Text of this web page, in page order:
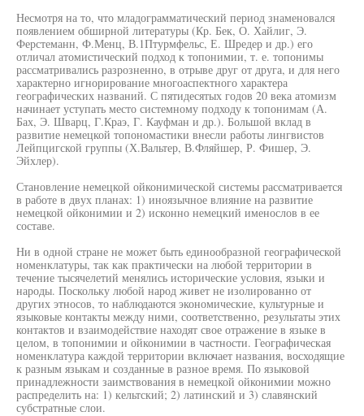
Несмотря на то, что младограмматический период знаменовался
появлением обширной литературы (Кр. Бек, О. Хайлиг, Э.
Ферстеманн, Ф.Менц, В.1Птурмфельс, Е. Шредер и др.) его
отличал атомистический подход к топонимии, т. е. топонимы
рассматривались разрозненно, в отрыве друг от друга, и для него
характерно игнорирование многоаспектного характера
географических названий. С пятидесятых годов 20 века атомизм
начинает уступать место системному подходу к топонимам (А.
Бах, Э. Шварц, Г.Краэ, Г. Кауфман и др.). Большой вклад в
развитие немецкой топономастики внесли работы лингвистов
Лейпцигской группы (Х.Вальтер, В.Фляйшер, Р. Фишер, Э.
Эйхлер).
Становление немецкой ойконимической системы рассматривается
в работе в двух планах: 1) иноязычное влияние на развитие
немецкой ойконимии и 2) исконно немецкий именослов в ее
составе.
Ни в одной стране не может быть единообразной географической
номенклатуры, так как практически на любой территории в
течение тысячелетий менялись исторические условия, языки и
народы. Поскольку любой народ живет не изолированно от
других этносов, то наблюдаются экономические, культурные и
языковые контакты между ними, соответственно, результаты этих
контактов и взаимодействие находят свое отражение в языке в
целом, в топонимии и ойконимии в частности. Географическая
номенклатура каждой территории включает названия, восходящие
к разным языкам и созданные в разное время. По языковой
принадлежности заимствования в немецкой ойконимии можно
распределить на: 1) кельтский; 2) латинский и 3) славянский
субстратные слои.